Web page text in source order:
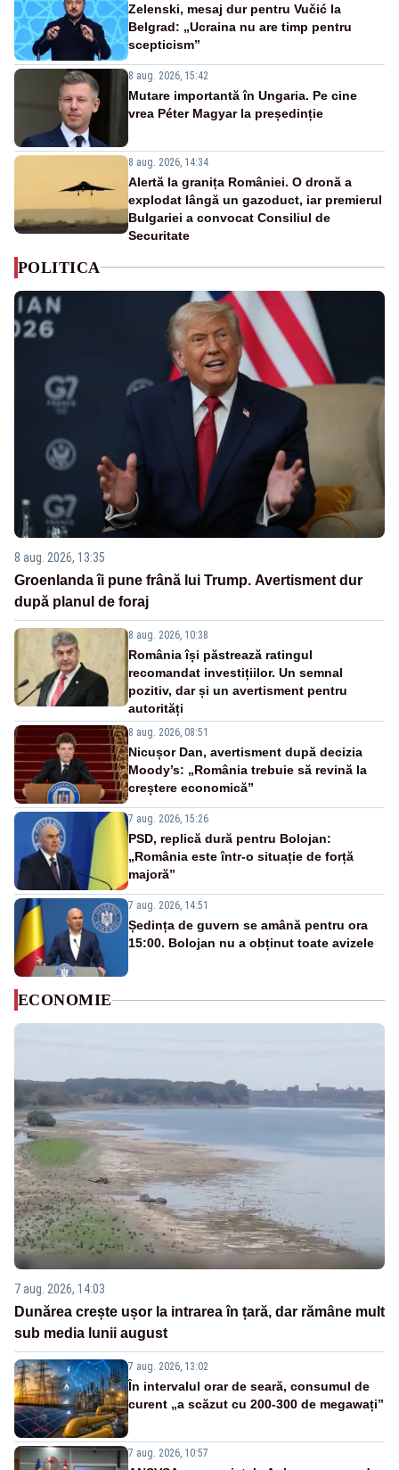
Zelenski, mesaj dur pentru Vučić la
Belgrad: „Ucraina nu are timp pentru
scepticism”
8 aug. 2026, 15:42
Mutare importantă în Ungaria. Pe cine
vrea Péter Magyar la președinție
8 aug. 2026, 14:34
Alertă la granița României. O dronă a
explodat lângă un gazoduct, iar premierul
Bulgariei a convocat Consiliul de
Securitate
POLITICA
8 aug. 2026, 13:35
Groenlanda îi pune frână lui Trump. Avertisment dur
după planul de foraj
8 aug. 2026, 10:38
România își păstrează ratingul
recomandat investițiilor. Un semnal
pozitiv, dar și un avertisment pentru
autorități
8 aug. 2026, 08:51
Nicușor Dan, avertisment după decizia
Moody’s: „România trebuie să revină la
creștere economică”
7 aug. 2026, 15:26
PSD, replică dură pentru Bolojan:
„România este într-o situație de forță
majoră”
7 aug. 2026, 14:51
Ședința de guvern se amână pentru ora
15:00. Bolojan nu a obținut toate avizele
ECONOMIE
7 aug. 2026, 14:03
Dunărea crește ușor la intrarea în țară, dar rămâne mult
sub media lunii august
7 aug. 2026, 13:02
În intervalul orar de seară, consumul de
curent „a scăzut cu 200-300 de megawați”
7 aug. 2026, 10:57